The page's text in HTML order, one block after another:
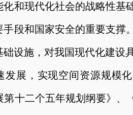
和现代化社会的战略性基
段和国家安全的重要支撑
设施，对我国现代化建设
展，实现空间资源规模
十二个五年规划纲要》、